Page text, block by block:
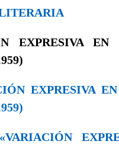
EN
EXPRESIVA